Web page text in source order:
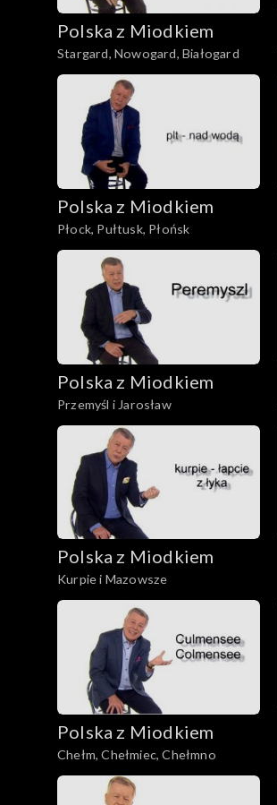
Polska z Miodkiem
Stargard, Nowogard, Białogard
Polska z Miodkiem
Płock, Pułtusk, Płońsk
Polska z Miodkiem
Przemyśl i Jarosław
Polska z Miodkiem
Kurpie i Mazowsze
Polska z Miodkiem
Chełm, Chełmiec, Chełmno